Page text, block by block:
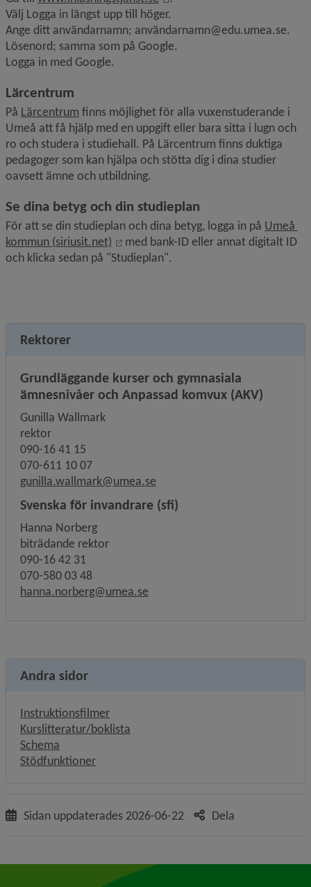
Välj Logga in längst upp till höger.
Ange ditt användarnamn; användarnamn@edu.umea.se.
Lösenord; samma som på Google.
Logga in med Google.
Lärcentrum
På Lärcentrum finns möjlighet för alla vuxenstuderande i
Umeå att få hjälp med en uppgift eller bara sitta i lugn och
ro och studera i studiehall. På Lärcentrum finns duktiga
pedagoger som kan hjälpa och stötta dig i dina studier
oavsett ämne och utbildning.
Se dina betyg och din studieplan
För att se din studieplan och dina betyg, logga in på Umeå
kommun (siriusit.net)
Länk till annan webbplats, öppnas i
med bank-ID eller annat digitalt ID
och klicka sedan på "Studieplan".
Rektorer
Grundläggande kurser och gymnasiala
ämnesnivåer och Anpassad komvux (AKV)
Gunilla Wallmark
rektor
090-16 41 15
070-611 10 07
gunilla.wallmark@umea.se
Svenska för invandrare (sfi)
Hanna Norberg
biträdande rektor
090-16 42 31
070-580 03 48
hanna.norberg@umea.se
Andra sidor
Instruktionsfilmer
Kurslitteratur/boklista
Schema
Stödfunktioner
Sidan uppdaterades 2026-06-22 Dela